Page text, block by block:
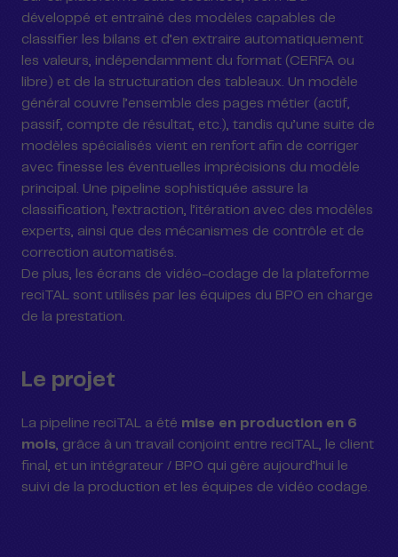
développé et entraîné des modèles capables de
classifier les bilans et d’en extraire automatiquement
les valeurs, indépendamment du format (CERFA ou
libre) et de la structuration des tableaux. Un modèle
général couvre l’ensemble des pages métier (actif,
passif, compte de résultat, etc.), tandis qu’une suite de
modèles spécialisés vient en renfort afin de corriger
avec finesse les éventuelles imprécisions du modèle
principal. Une pipeline sophistiquée assure la
classification, l’extraction, l’itération avec des modèles
experts, ainsi que des mécanismes de contrôle et de
correction automatisés.
De plus, les écrans de vidéo-codage de la plateforme
reciTAL sont utilisés par les équipes du BPO en charge
de la prestation.
Le projet
La pipeline reciTAL a été mise en production en 6
mois, grâce à un travail conjoint entre reciTAL, le client
final, et un intégrateur / BPO qui gère aujourd’hui le
suivi de la production et les équipes de vidéo codage.